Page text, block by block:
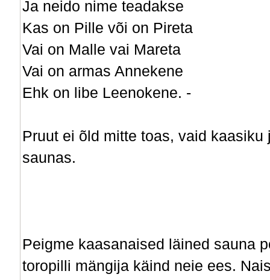
Ja neido nime teadakse
Kas on Pille või on Pireta
Vai on Malle vai Mareta
Vai on armas Annekene
Ehk on libe Leenokene. -
Pruut ei õld mitte toas, vaid
saunas.
Peigme kaasanaised läined sauna
toropilli mängija käind neie ees.